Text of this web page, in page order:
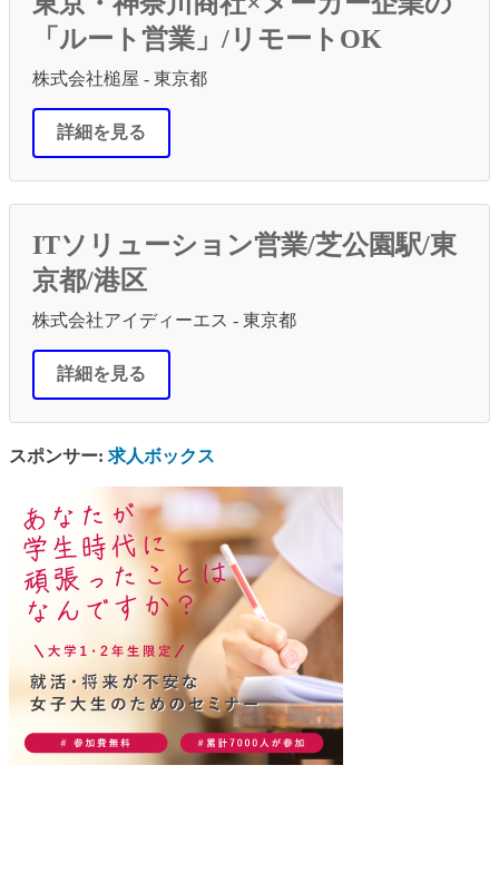
「ルート営業」/リモートOK
株式会社槌屋 - 東京都
詳細を見る
ITソリューション営業/芝公園駅/東
京都/港区
株式会社アイディーエス - 東京都
詳細を見る
スポンサー: 求人ボックス